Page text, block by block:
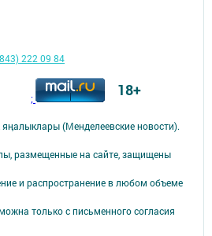
(Менделеевские новости).
размещенные на сайте, защищены
и распространение в любом объеме
только с письменного согласия
222 09 84
; 18+